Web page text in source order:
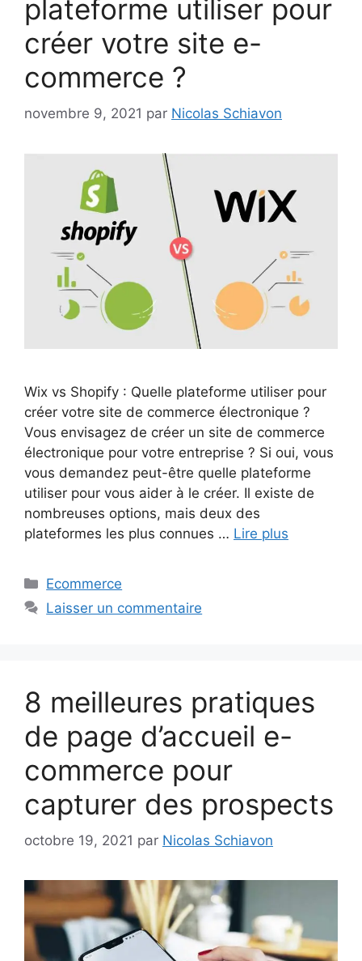
plateforme utiliser pour
créer votre site e-
commerce ?
novembre 9, 2021 par Nicolas Schiavon
Wix vs Shopify : Quelle plateforme utiliser pour
créer votre site de commerce électronique ?
Vous envisagez de créer un site de commerce
électronique pour votre entreprise ? Si oui, vous
vous demandez peut-être quelle plateforme
utiliser pour vous aider à le créer. Il existe de
nombreuses options, mais deux des
plateformes les plus connues … Lire plus
Catégories
Ecommerce
Laisser un commentaire
8 meilleures pratiques
de page d’accueil e-
commerce pour
capturer des prospects
octobre 19, 2021 par Nicolas Schiavon